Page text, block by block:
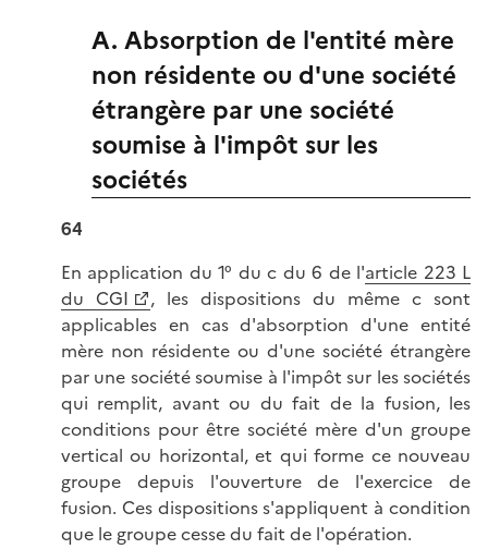
A. Absorption de l'entité mère
non résidente ou d'une société
étrangère par une société
soumise à l'impôt sur les
sociétés
64
En application du 1° du c du 6 de l'article 223 L
du CGI
, les dispositions du même c sont
applicables en cas d'absorption d'une entité
mère non résidente ou d'une société étrangère
par une société soumise à l'impôt sur les sociétés
qui remplit, avant ou du fait de la fusion, les
conditions pour être société mère d'un groupe
vertical ou horizontal, et qui forme ce nouveau
groupe depuis l'ouverture de l'exercice de
fusion. Ces dispositions s'appliquent à condition
que le groupe cesse du fait de l'opération.